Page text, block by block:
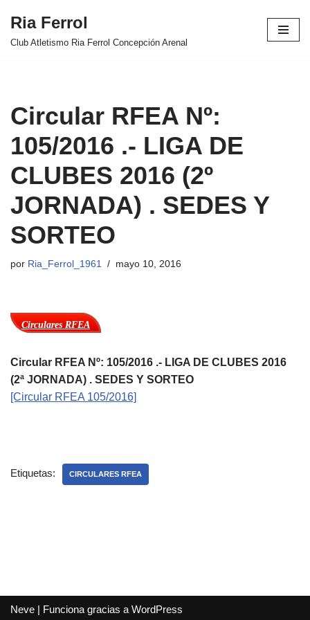
Saltar
Ria Ferrol
Club Atletismo Ria Ferrol Concepción Arenal
Circular RFEA Nº:
105/2016 .- LIGA DE
CLUBES 2016 (2º
JORNADA) . SEDES Y
SORTEO
por Ria_Ferrol_1961 mayo 10, 2016
Circulares RFEA
Circular RFEA Nº: 105/2016 .- LIGA DE CLUBES 2016
(2ª JORNADA) . SEDES Y SORTEO
[Circular RFEA 105/2016]
Etiquetas: CIRCULARES RFEA
Neve | Funciona gracias a WordPress